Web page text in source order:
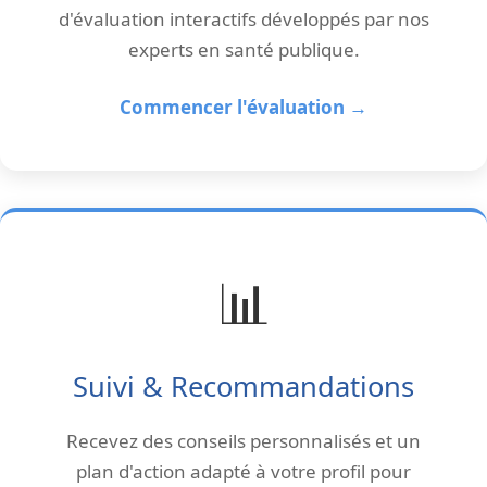
d'évaluation interactifs développés par nos
experts en santé publique.
Commencer l'évaluation →
📊
Suivi & Recommandations
Recevez des conseils personnalisés et un
plan d'action adapté à votre profil pour